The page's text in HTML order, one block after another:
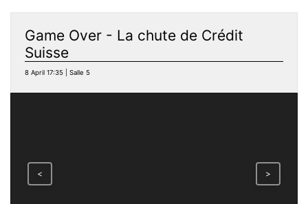
Game Over - La chute de Crédit
Suisse
8 April 17:35 | Salle 5
< >